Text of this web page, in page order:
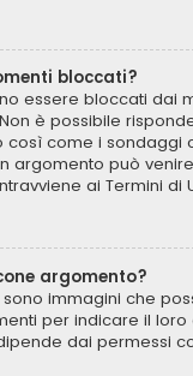
bloccati?
essere bloccati dai
è possibile
come i sondaggi
argomento può
ai Termini di
argomento?
immagini che
per indicare il loro
dai permessi